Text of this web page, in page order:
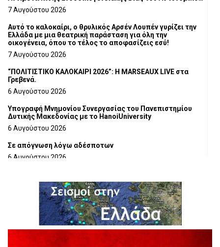
Τμήματος Γρεβενών
7 Αυγούστου 2026
Αυτό το καλοκαίρι, ο θρυλικός Αρσέν Λουπέν γυρίζει την
Ελλάδα με μια θεατρική παράσταση για όλη την
οικογένεια, όπου το τέλος το αποφασίζεις εσύ!
7 Αυγούστου 2026
“ΠΟΛΙΤΙΣΤΙΚΟ ΚΑΛΟΚΑΙΡΙ 2026”: Η MARSEAUX LIVE στα
Γρεβενά.
6 Αυγούστου 2026
Υπογραφή Μνημονίου Συνεργασίας του Πανεπιστημίου
Δυτικής Μακεδονίας με το HanoiUniversity
6 Αυγούστου 2026
Σε απόγνωση λόγω αδέσποτων
6 Αυγούστου 2026
6 Αυγούστου 2026
Ολοκληρώνεται η ασφαλτόστρωση της οδού Περιβόλι –
6 Αυγούστου 2026
H παραδοχή λαθών είναι (και) δύναμη